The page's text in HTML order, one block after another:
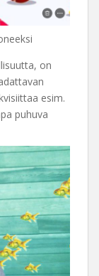
on
esim.
puhuva